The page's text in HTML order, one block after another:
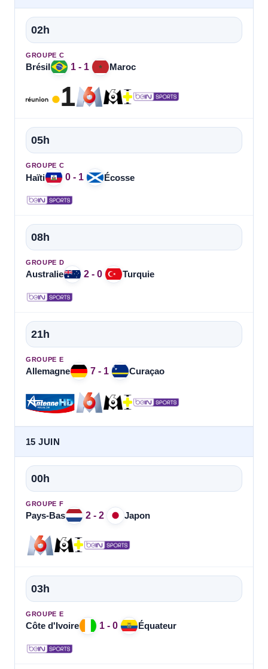
02h
GROUPE C
Brésil 1 - 1 Maroc
05h
GROUPE C
Haïti 0 - 1 Écosse
08h
GROUPE D
Australie 2 - 0 Turquie
21h
GROUPE E
Allemagne 7 - 1 Curaçao
15 JUIN
00h
GROUPE F
Pays-Bas 2 - 2 Japon
03h
GROUPE E
Côte d'Ivoire 1 - 0 Équateur